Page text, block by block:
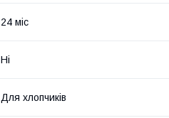
24 міс
Ні
Для хлопчиків